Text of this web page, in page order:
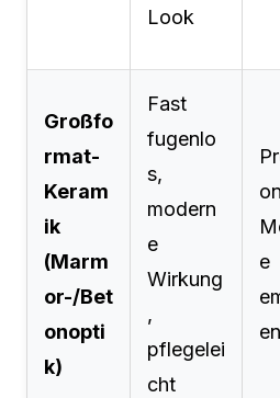
Look
Großfo
rmat-
Keram
ik
(Marm
or-/Bet
onopti
k)
Fast
fugenlo
s,
modern
e
Wirkung
,
pflegelei
cht
e
en